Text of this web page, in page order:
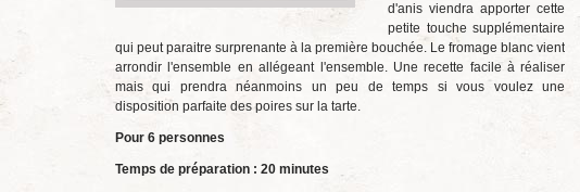
d'anis viendra apporter cette
petite touche supplémentaire
qui peut paraitre surprenante à la première bouchée. Le fromage blanc vient
arrondir l'ensemble en allégeant l'ensemble. Une recette facile à réaliser
mais qui prendra néanmoins un peu de temps si vous voulez une
disposition parfaite des poires sur la tarte.
Pour 6 personnes
Temps de préparation : 20 minutes